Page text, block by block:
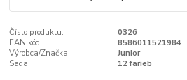
Číslo produktu:
0326
EAN kód:
8586011521984
Výrobca/Značka:
Junior
Sada:
12 farieb